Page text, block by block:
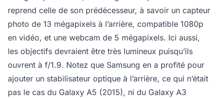
reprend celle de son prédécesseur, à savoir un capteur
photo de 13 mégapixels à l’arrière, compatible 1080p
en vidéo, et une webcam de 5 mégapixels. Ici aussi,
les objectifs devraient être très lumineux puisqu’ils
ouvrent à f/1.9. Notez que Samsung en a profité pour
ajouter un stabilisateur optique à l’arrière, ce qui n’était
pas le cas du Galaxy A5 (2015), ni du Galaxy A3